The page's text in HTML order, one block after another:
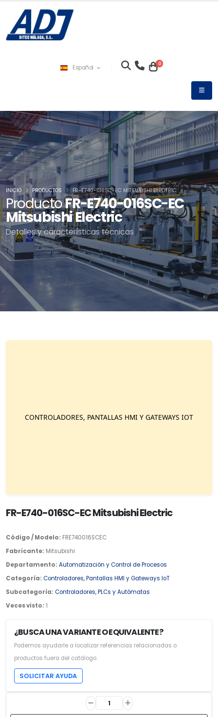
Español 0
ProductoFR-E740-016SC-EC
Mitsubishi Electric
Detalles y características técnicas
INICIO PRODUCTOS FR-E740-016SC-EC MITSUBISHI ELECTRIC
FR-E740-016SC-EC Mitsubishi Electric
Código / Modelo: FRE740016SCEC
Fabricante: Mitsubishi
Departamento: Automatización y Control de Procesos
Categoría: Controladores, Pantallas HMI y Gateways IoT
Subcategoría: Controladores, PLCs y Autómatas
Veces visto: 1
¿BUSCA UNA VARIANTE O EQUIVALENTE?
Podemos ayudarle a localizar referencias relacionadas o
productos fuera del catálogo.
SOLICITAR AYUDA